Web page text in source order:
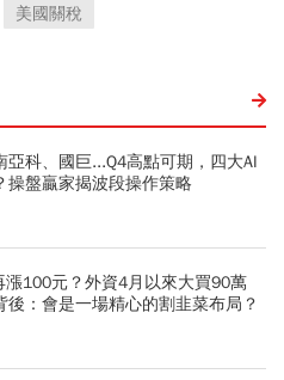
美國關稅
亞科、國巨...Q4高點可期，四大AI
操盤贏家揭波段操作策略
漲100元？外資4月以來大買90萬
後：會是一場精心的割韭菜布局？